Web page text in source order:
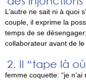
L’autre ne sait ni à quoi
couple, il exprime la
temps de se
collaborateur avant de
Il “tape là
femme coquette: “je